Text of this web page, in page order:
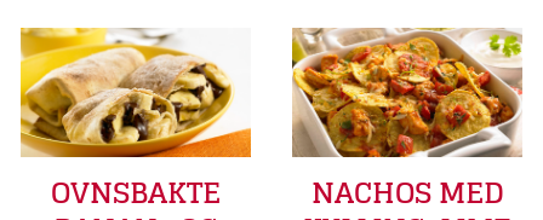
OVNSBAKTE NACHOS MED